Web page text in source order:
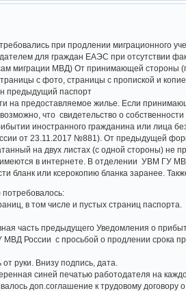
при продлении миграционного
для граждан ЕАЭС при отсутствии
миграции МВД) От принимающей стороны
с фото, страницы с пропиской и
предыдущий паспорт
на предоставляемое жилье. Если
что свидетельство о собственности
иностранного гражданина или лица
от 23.11.2017 №881). От предыдущей
на двух листах (с одной стороны) не
в интернете. В отделении УВМ ГУ
бланк или ксерокопию бланка заранее.
в том числе и пустых страниц паспорта.
часть предыдущего Уведомления о
России с просьбой о продлении срока
руки. Внизу подпись, дата.
синей печатью работодателя на
доп.соглашение к трудовому договору